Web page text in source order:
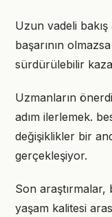
Uzun vadeli bakış
başarının
sürdürülebilir
Uzmanların
adım ilerlemek.
değişiklikler bir
gerçekleşiyor.
Son araştırmalar,
yaşam kalitesi